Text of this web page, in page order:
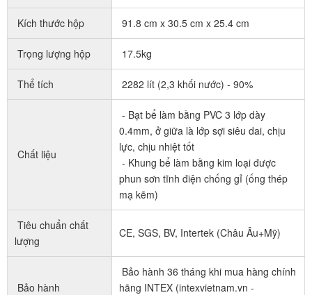
Kích thước hộp 91.8 cm x 30.5 cm x 25.4 cm
Trọng lượng hộp 17.5kg
Thể tích 2282 lít (2,3 khối nước) - 90%
Chất liệu
- Bạt bể làm bằng PVC 3 lớp dày
0.4mm, ở giữa là lớp sợi siêu dai, chịu
lực, chịu nhiệt tốt
- Khung bể làm bằng kim loại được
phun sơn tĩnh điện chống gỉ (ống thép
mạ kẽm)
Tiêu chuẩn chất
lượng
CE, SGS, BV, Intertek (Châu Âu+Mỹ)
Bảo hành
Bảo hành 36 tháng khi mua hàng chính
hãng INTEX (intexvietnam.vn -